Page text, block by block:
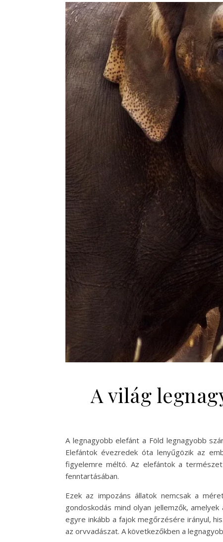
A világ
A legnagyobb elefánt a Föld legnagyobb
Elefántok évezredek óta lenyűgözik az
figyelemre méltó. Az elefántok a
fenntartásában.
Ezek az impozáns állatok nemcsak a
gondoskodás mind olyan jellemzők,
egyre inkább a fajok megőrzésére irányul,
az orvvadászat. A következőkben a